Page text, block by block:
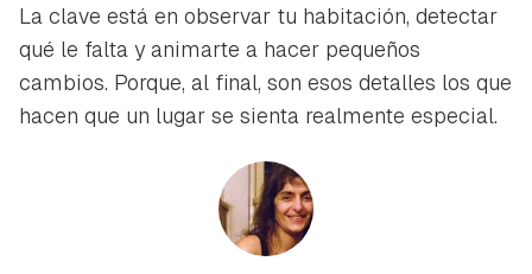
La clave está en observar tu habitación, detectar
qué le falta y animarte a hacer pequeños
cambios. Porque, al final, son esos detalles los que
hacen que un lugar se sienta realmente especial.